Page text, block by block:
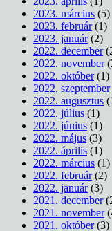
2023. március (5)
2023. február(1)
2023. január(2)
2022. december
2022. november
2022. október(1)
2022. szeptember
2022. augusztus
2022. július (1)
2022. június (1)
2022. május (3)
2022. április (1)
2022. március (1)
2022. február(2)
2022. január(3)
2021. december
2021. november
2021. október(3)